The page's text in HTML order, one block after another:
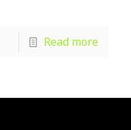
Read more